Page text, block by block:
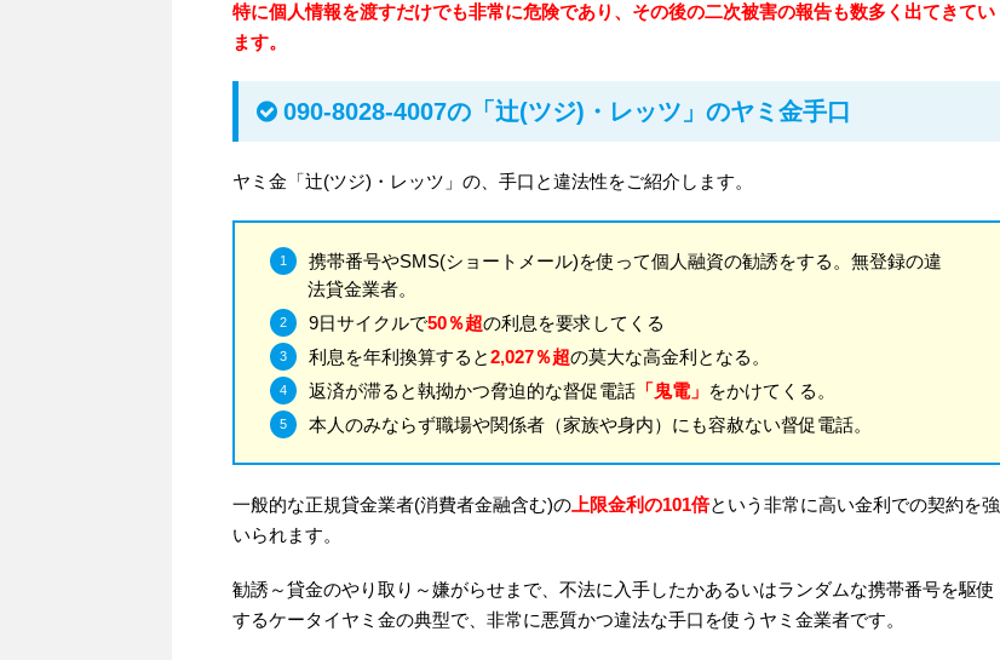
特に個人情報を渡すだけでも非常に危険であり、その後の二次被害の報告も数多く出てきてい
ます。
090-8028-4007の「辻(ツジ)・レッツ」のヤミ金手口
ヤミ金「辻(ツジ)・レッツ」の、手口と違法性をご紹介します。
携帯番号やSMS(ショートメール)を使って個人融資の勧誘をする。無登録の違
法貸金業者。
9日サイクルで50％超の利息を要求してくる
利息を年利換算すると2,027％超の莫大な高金利となる。
返済が滞ると執拗かつ脅迫的な督促電話「鬼電」 をかけてくる。
本人のみならず職場や関係者（家族や身内）にも容赦ない督促電話。
一般的な正規貸金業者(消費者金融含む)の 上限金利の101倍という非常に高い金利での契約を強
いられます。
勧誘～貸金のやり取り～嫌がらせまで、不法に入手したかあるいはランダムな携帯番号を駆使
するケータイヤミ金の典型で、非常に悪質かつ違法な手口を使うヤミ金業者です。